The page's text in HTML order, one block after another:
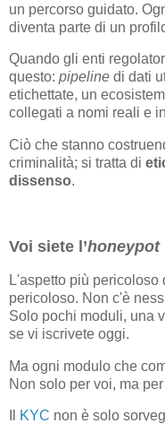
un percorso guidato.
diventa parte di un
Quando gli enti
questo: pipeline di dati
etichettate, un
collegati a nomi reali e
Ciò che stanno
criminalità; si tratta di
dissenso.
Voi siete l’honeypot
L'aspetto più
pericoloso. Non c'è
Solo pochi moduli, una
se vi iscrivete oggi.
Ma ogni modulo che
Non solo per voi, ma
KYC non è solo